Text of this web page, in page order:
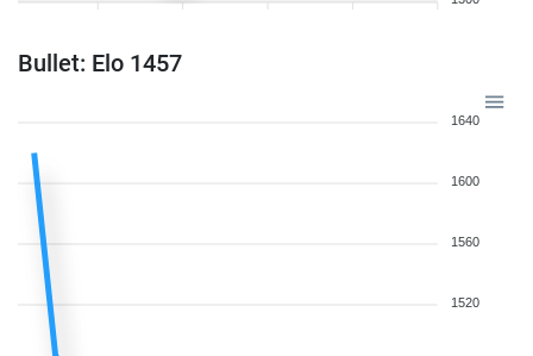
Bullet: Elo 1457
1640
1600
1560
1520